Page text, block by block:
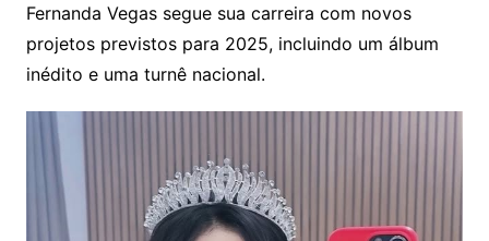
Fernanda Vegas segue sua carreira com novos
projetos previstos para 2025, incluindo um álbum
inédito e uma turnê nacional.